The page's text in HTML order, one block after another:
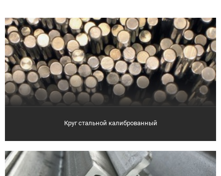
Круг стальной калиброванный